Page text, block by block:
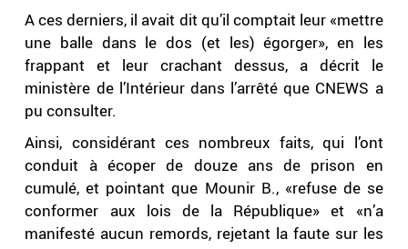
A ces derniers, il avait dit qu’il comptait leur «mettre
une balle dans le dos (et les) égorger», en les
frappant et leur crachant dessus, a décrit le
ministère de l’Intérieur dans l’arrêté que CNEWS a
pu consulter.
Ainsi, considérant ces nombreux faits, qui l’ont
conduit à écoper de douze ans de prison en
cumulé, et pointant que Mounir B., «refuse de se
conformer aux lois de la République» et «n’a
manifesté aucun remords, rejetant la faute sur les